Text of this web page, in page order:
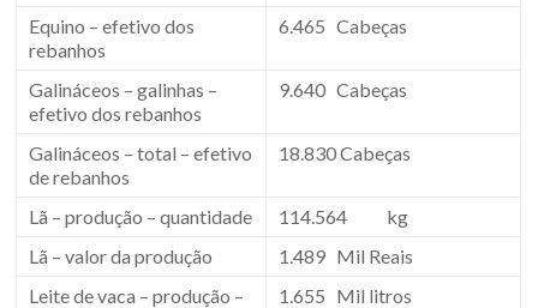
Equino – efetivo dos
rebanhos
6.465 Cabeças
Galináceos – galinhas –
efetivo dos rebanhos
9.640 Cabeças
Galináceos – total – efetivo
de rebanhos
18.830 Cabeças
Lã – produção – quantidade
114.564 kg
Lã – valor da produção
1.489 Mil Reais
Leite de vaca – produção –
1.655 Mil litros